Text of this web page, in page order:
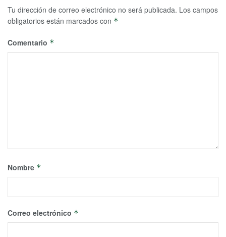
Tu dirección de correo electrónico no será publicada. Los campos
obligatorios están marcados con *
Comentario *
Nombre *
Correo electrónico *